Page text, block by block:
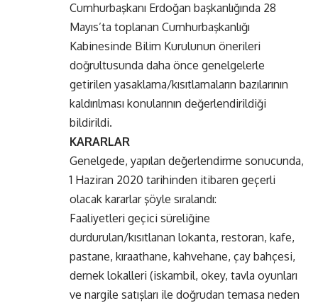
Cumhurbaşkanı Erdoğan başkanlığında 28
Mayıs’ta toplanan Cumhurbaşkanlığı
Kabinesinde Bilim Kurulunun önerileri
doğrultusunda daha önce genelgelerle
getirilen yasaklama/kısıtlamaların bazılarının
kaldırılması konularının değerlendirildiği
bildirildi.
KARARLAR
Genelgede, yapılan değerlendirme sonucunda,
1 Haziran 2020 tarihinden itibaren geçerli
olacak kararlar şöyle sıralandı:
Faaliyetleri geçici süreliğine
durdurulan/kısıtlanan lokanta, restoran, kafe,
pastane, kıraathane, kahvehane, çay bahçesi,
dernek lokalleri (iskambil, okey, tavla oyunları
ve nargile satışları ile doğrudan temasa neden